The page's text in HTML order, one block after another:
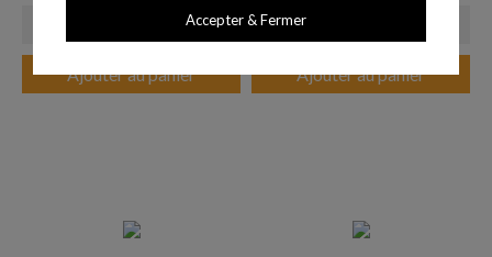
Accepter & Fermer
Ajouter au panier Ajouter au panier